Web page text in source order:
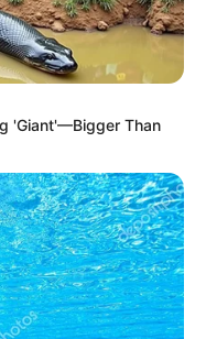
'Giant'—Bigger Than